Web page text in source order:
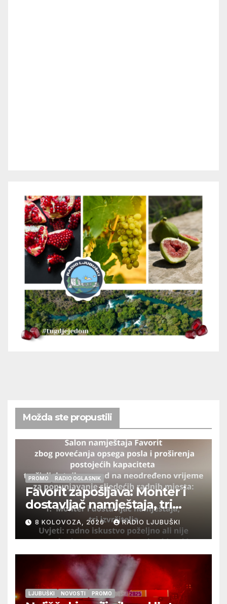
Možda ste propustili
PROMO RADIO OGLASNIK
Favorit zapošljava: Monter i
dostavljač namještaja, tri
izvršitelja
8 KOLOVOZA, 2026 RADIO LJUBUŠKI
LJUBUŠKI NOVOSTI PROMO